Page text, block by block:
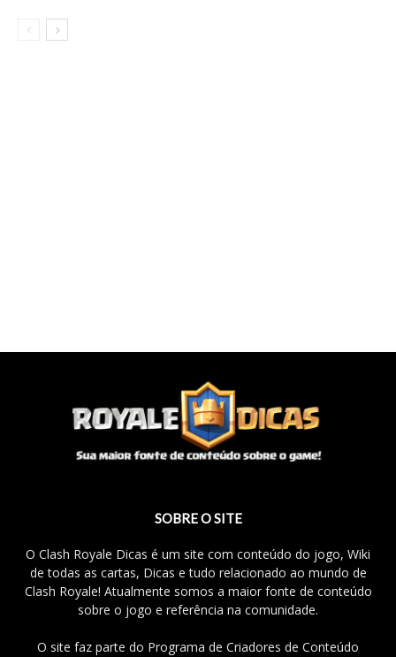
SOBRE O SITE
O Clash Royale Dicas é um site com conteúdo do jogo, Wiki
de todas as cartas, Dicas e tudo relacionado ao mundo de
Clash Royale! Atualmente somos a maior fonte de conteúdo
sobre o jogo e referência na comunidade.
O site faz parte do Programa de Criadores de Conteúdo